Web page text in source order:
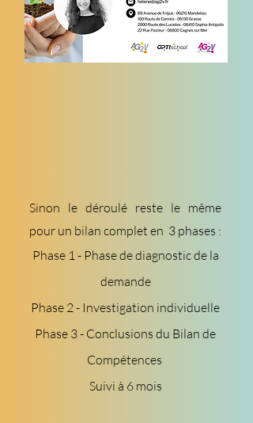
Sinon le déroulé reste le même
pour un bilan complet en 3 phases :
Phase 1 - Phase de diagnostic de la
demande
Phase 2 - Investigation individuelle
Phase 3 - Conclusions du Bilan de
Compétences
Suivi à 6 mois